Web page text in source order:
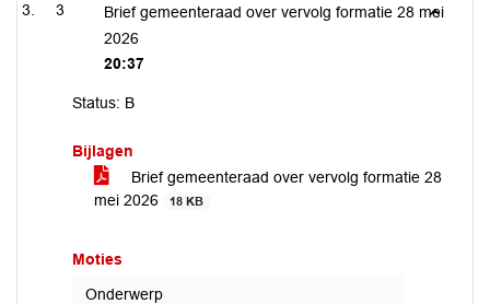
3
Brief gemeenteraad over vervolg formatie 28 mei
2026
20:37
Status: B
Bijlagen
Brief gemeenteraad over vervolg formatie 28
mei 2026
18 KB
Moties
Onderwerp